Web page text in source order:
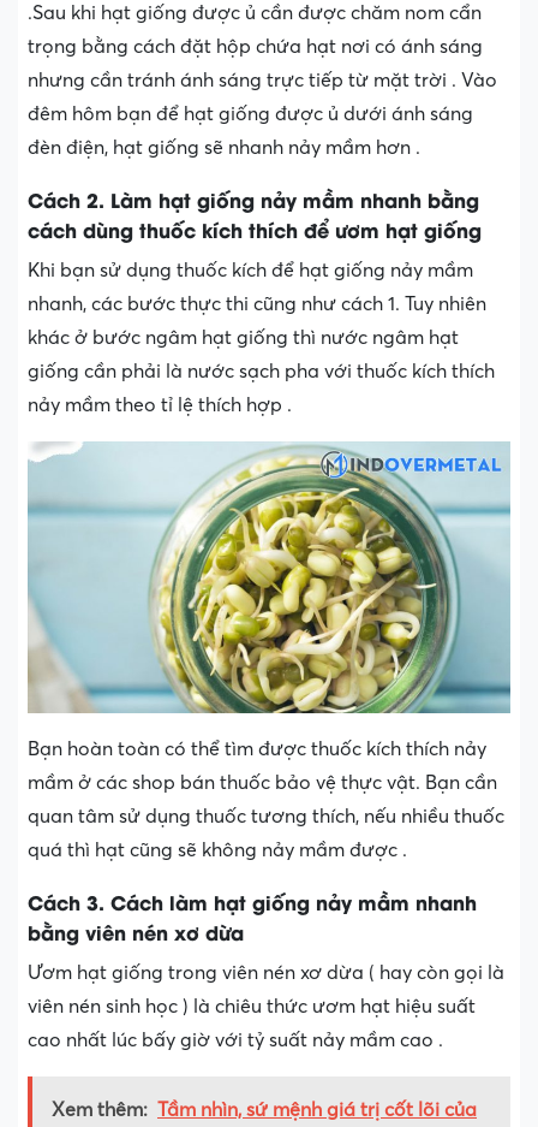
.Sau khi hạt giống được ủ cần được chăm nom cẩn
trọng bằng cách đặt hộp chứa hạt nơi có ánh sáng
nhưng cần tránh ánh sáng trực tiếp từ mặt trời . Vào
đêm hôm bạn để hạt giống được ủ dưới ánh sáng
đèn điện, hạt giống sẽ nhanh nảy mầm hơn .
Cách 2. Làm hạt giống nảy mầm nhanh bằng
cách dùng thuốc kích thích để ươm hạt giống
Khi bạn sử dụng thuốc kích để hạt giống nảy mầm
nhanh, các bước thực thi cũng như cách 1. Tuy nhiên
khác ở bước ngâm hạt giống thì nước ngâm hạt
giống cần phải là nước sạch pha với thuốc kích thích
nảy mầm theo tỉ lệ thích hợp .
Bạn hoàn toàn có thể tìm được thuốc kích thích nảy
mầm ở các shop bán thuốc bảo vệ thực vật. Bạn cần
quan tâm sử dụng thuốc tương thích, nếu nhiều thuốc
quá thì hạt cũng sẽ không nảy mầm được .
Cách 3. Cách làm hạt giống nảy mầm nhanh
bằng viên nén xơ dừa
Ươm hạt giống trong viên nén xơ dừa ( hay còn gọi là
viên nén sinh học ) là chiêu thức ươm hạt hiệu suất
cao nhất lúc bấy giờ với tỷ suất nảy mầm cao .
Xem thêm: Tầm nhìn, sứ mệnh giá trị cốt lõi của